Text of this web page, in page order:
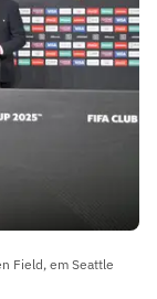
Field, em Seattle